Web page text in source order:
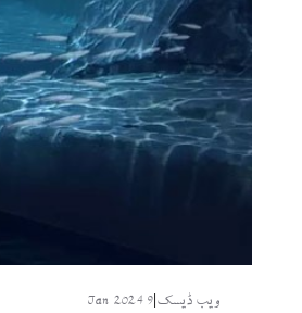
ویب ڈیسک 9 Jan 2024